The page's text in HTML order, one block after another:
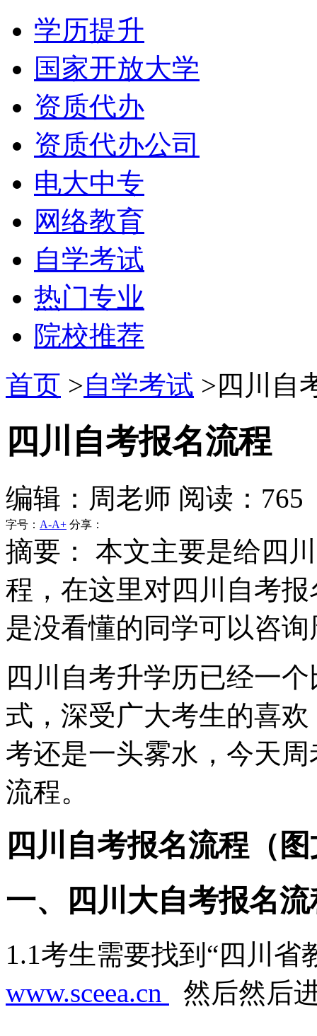
学历提升
国家开放大学
资质代办
资质代办公司
电大中专
网络教育
自学考试
热门专业
院校推荐
首页 >自学考试 >四川自
四川自考报名流程
编辑：周老师 阅读：765
字号： A-A+ 分享：
摘要：
本文主要是给四
程，在这里对四川自考
是没看懂的同学可以咨
四川自考升学历已经一
式，深受广大考生的喜
考还是一头雾水，今天
流程。
四川自考报名流程（
一、四川大自考报名
1.1考生需要找到“四川省
www.sceea.cn
然后然后